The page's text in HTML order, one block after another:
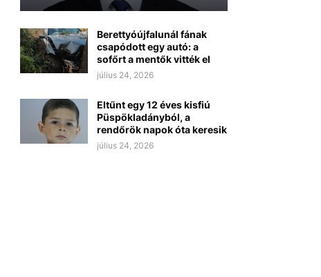
Berettyóújfalunál fának
csapódott egy autó: a
sofőrt a mentők vitték el
július 24, 2026
Eltűnt egy 12 éves kisfiú
Püspökladányból, a
rendőrök napok óta keresik
július 24, 2026